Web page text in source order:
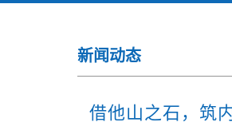
新闻动态
借他山之石，筑